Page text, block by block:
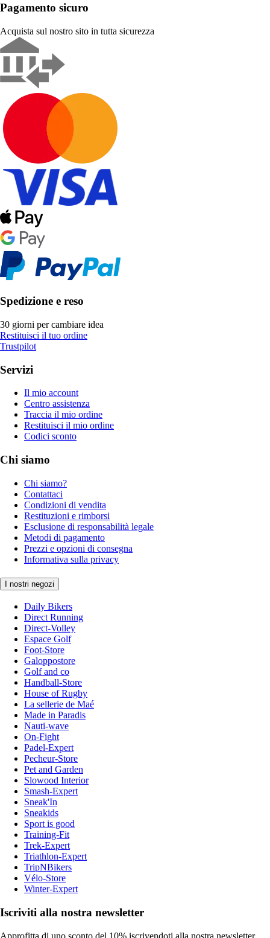
Pagamento sicuro
Acquista sul nostro sito in tutta sicurezza
Spedizione e reso
30 giorni per cambiare idea
Restituisci il tuo ordine
Trustpilot
Servizi
Il mio account
Centro assistenza
Traccia il mio ordine
Restituisci il mio ordine
Codici sconto
Chi siamo
Chi siamo?
Contattaci
Condizioni di vendita
Restituzioni e rimborsi
Esclusione di responsabilità legale
Metodi di pagamento
Prezzi e opzioni di consegna
Informativa sulla privacy
I nostri negozi
Daily Bikers
Direct Running
Direct-Volley
Espace Golf
Foot-Store
Galoppostore
Golf and co
Handball-Store
House of Rugby
La sellerie de Maé
Made in Paradis
Nauti-wave
On-Fight
Padel-Expert
Pecheur-Store
Pet and Garden
Slowood Interior
Smash-Expert
Sneak'In
Sneakids
Sport is good
Training-Fit
Trek-Expert
Triathlon-Expert
TripNBikers
Vélo-Store
Winter-Expert
Iscriviti alla nostra newsletter
Approfitta di uno sconto del 10% iscrivendoti alla nostra newsletter